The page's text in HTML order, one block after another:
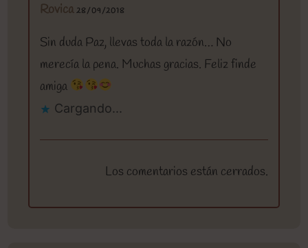
Rovica 28/09/2018
Sin duda Paz, llevas toda la razón… No
merecía la pena. Muchas gracias. Feliz finde
amiga
Cargando...
Los comentarios están cerrados.